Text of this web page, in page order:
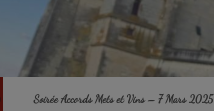
Soirée Accords Mets et Vins – 7 Mars 2025